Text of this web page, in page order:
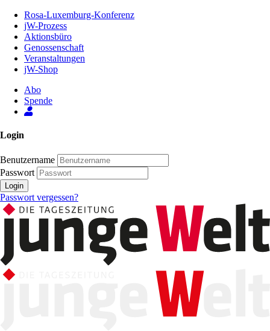
Inhalt
Seite
Rosa-Luxemburg-Konferenz
jW-Prozess
Aktionsbüro
Genossenschaft
Veranstaltungen
jW-Shop
Abo
Spende
Login
Benutzername
Passwort
Login
Passwort vergessen?